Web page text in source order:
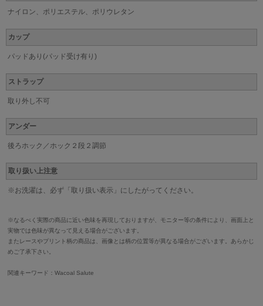
ナイロン、ポリエステル、ポリウレタン
カップ
パッドあり(パッド受け有り)
ストラップ
取り外し不可
アンダー
後ろホック／ホック２段２調節
取り扱い上注意
※お洗濯は、必ず「取り扱い表示」にしたがってください。
※なるべく実際の商品に近い色味を再現しておりますが、モニター等の条件により、画面上と
実物では色味が異なって見える場合がございます。
またレースやプリント柄の商品は、画像とは柄の位置等が異なる場合がございます。あらかじ
めご了承下さい。
関連キーワード：Wacoal Salute